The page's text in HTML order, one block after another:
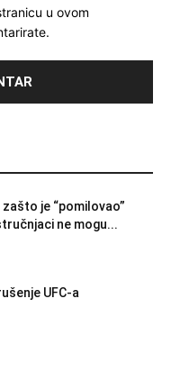
u ovom
je “pomilovao”
ne mogu...
UFC-a